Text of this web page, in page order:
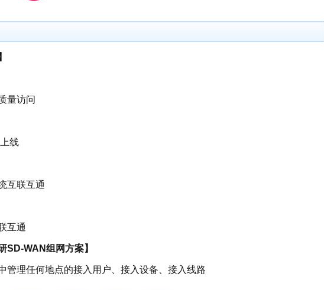
量访问
线
互联互通
互通
SD-WAN组网方案】
管理任何地点的接入用户、接入设备、接入线路